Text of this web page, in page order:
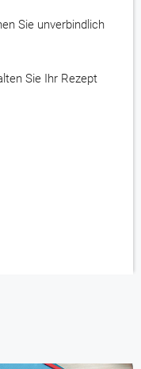
Sie unverbindlich
Sie Ihr Rezept